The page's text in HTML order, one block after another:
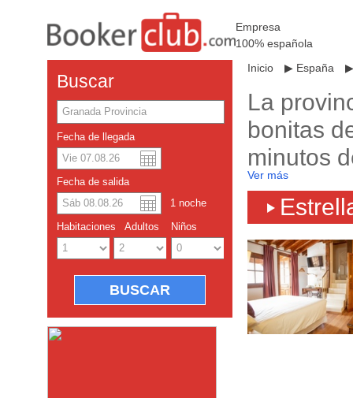
Empresa
100% española
English
Dolar americano
Yuan chino
Buscar
Fecha de llegada
Fecha de salida
1 noche
Habitaciones Adultos Niños
Inicio ▶ España
La
bonitas
minutos
calas,
Castel
región es
por la
sur y al
Ver más